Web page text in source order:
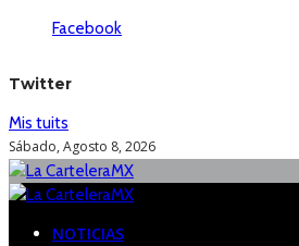
Facebook
Twitter
Mis tuits
Sábado, Agosto 8, 2026
NOTICIAS